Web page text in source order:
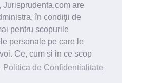
Jurisprudenta.com are
în condiţii de
pentru scopurile
personale pe care le
Ce, cum si in ce scop
Politica de Confidentialitate